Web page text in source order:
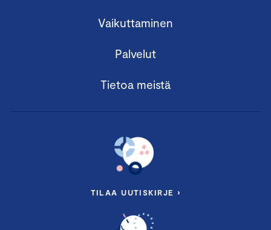
Vaikuttaminen
Palvelut
Tietoa meistä
TILAA UUTISKIRJE ›